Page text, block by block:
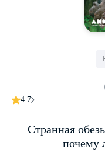
4.7
Странная
почему